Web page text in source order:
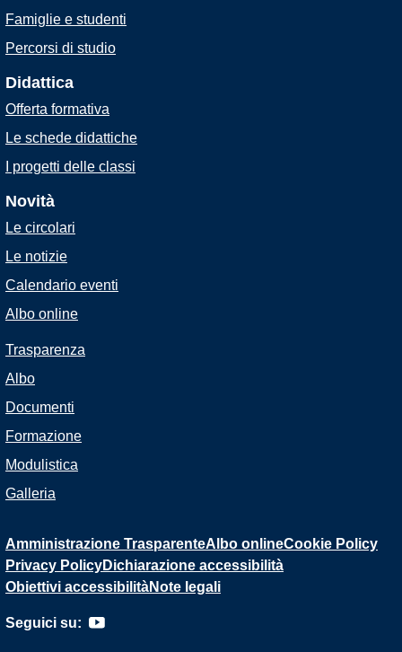
Famiglie e studenti
Percorsi di studio
Didattica
Offerta formativa
Le schede didattiche
I progetti delle classi
Novità
Le circolari
Le notizie
Calendario eventi
Albo online
Trasparenza
Albo
Documenti
Formazione
Modulistica
Galleria
Amministrazione TrasparenteAlbo onlineCookie Policy
Privacy PolicyDichiarazione accessibilità
Obiettivi accessibilitàNote legali
Seguici su: